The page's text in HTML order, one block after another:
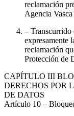
reclamación
Agencia
– Transcurrido
expresamente
reclamación
Protección de
CAPÍTULO III
DERECHOS POR
DE DATOS
Artículo 10 –